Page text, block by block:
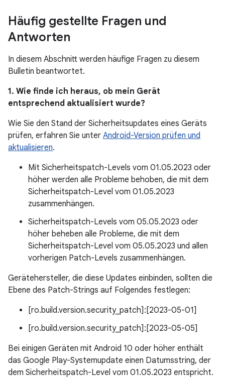
Häufig gestellte Fragen und
Antworten
In diesem Abschnitt werden häufige Fragen zu diesem
Bulletin beantwortet.
1. Wie finde ich heraus, ob mein Gerät
entsprechend aktualisiert wurde?
Wie Sie den Stand der Sicherheitsupdates eines Geräts
prüfen, erfahren Sie unter Android-Version prüfen und
aktualisieren.
Mit Sicherheitspatch-Levels vom 01.05.2023 oder
höher werden alle Probleme behoben, die mit dem
Sicherheitspatch-Level vom 01.05.2023
zusammenhängen.
Sicherheitspatch-Levels vom 05.05.2023 oder
höher beheben alle Probleme, die mit dem
Sicherheitspatch-Level vom 05.05.2023 und allen
vorherigen Patch-Levels zusammenhängen.
Gerätehersteller, die diese Updates einbinden, sollten die
Ebene des Patch-Strings auf Folgendes festlegen:
[ro.build.version.security_patch]:[2023-05-01]
[ro.build.version.security_patch]:[2023-05-05]
Bei einigen Geräten mit Android 10 oder höher enthält
das Google Play-Systemupdate einen Datumsstring, der
dem Sicherheitspatch-Level vom 01.05.2023 entspricht.